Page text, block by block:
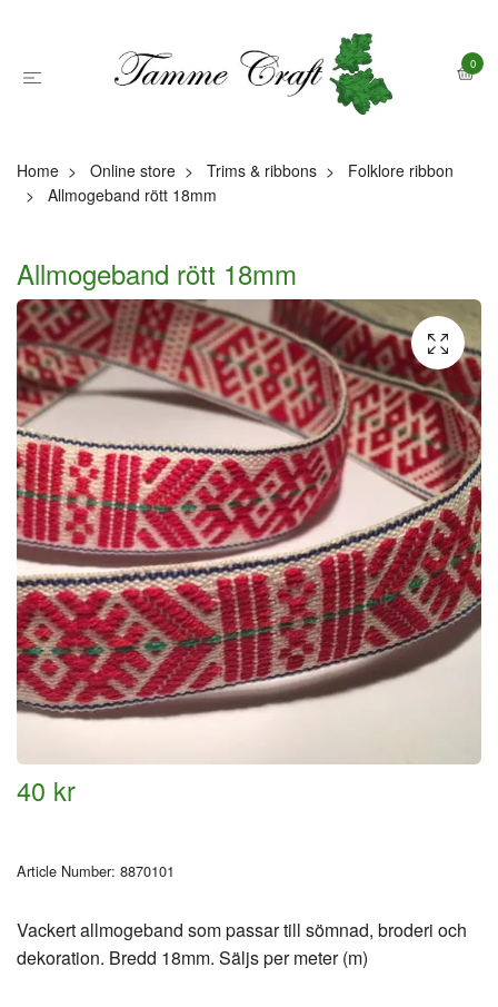
0
Home Online store Trims & ribbons
Folklore ribbon
Allmogeband rött 18mm
Allmogeband rött 18mm
40 kr
Article Number: 8870101
Vackert allmogeband som passar till sömnad, broderi och
dekoration. Bredd 18mm. Säljs per meter (m)